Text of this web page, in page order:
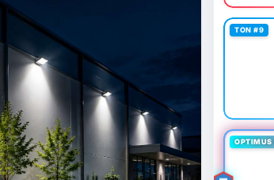
TON #9
OPTIMUS